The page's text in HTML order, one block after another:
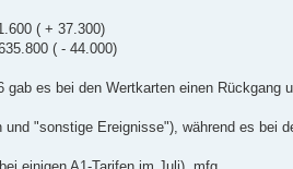
( + 37.300)
( - 44.000)
gab es bei den Wertkarten einen Rückgang
"sonstige Ereignisse"), während es bei